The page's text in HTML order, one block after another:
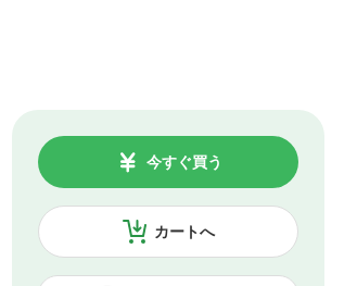
カートへ
今すぐ買う